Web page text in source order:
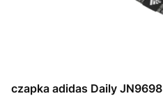
czapka adidas Daily JN9698